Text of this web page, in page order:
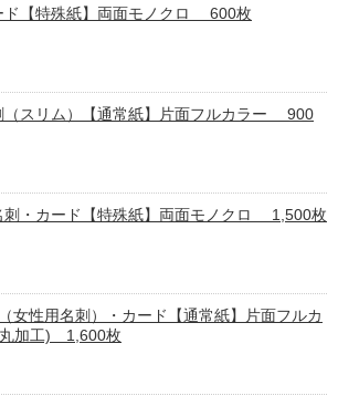
ド【特殊紙】両面モノクロ 600枚
（スリム）【通常紙】片面フルカラー 900
刺・カード【特殊紙】両面モノクロ 1,500枚
女性用名刺）・カード【通常紙】片面フルカ
加工) 1,600枚